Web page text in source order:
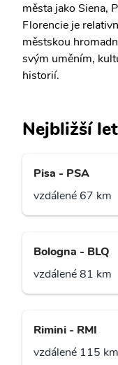
města jako Siena,
Florencie je
městskou
svým uměním,
historií.
Nejbližší
Pisa - PSA
vzdálené 67 km
Bologna - BLQ
vzdálené 81 km
Rimini - RMI
vzdálené 115 km